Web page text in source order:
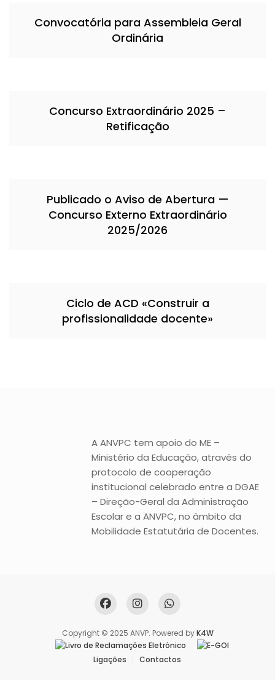
Convocatória para Assembleia Geral
Ordinária
Concurso Extraordinário 2025 –
Retificação
Publicado o Aviso de Abertura —
Concurso Externo Extraordinário
2025/2026
Ciclo de ACD «Construir a
profissionalidade docente»
A ANVPC tem apoio do ME –
Ministério da Educação, através do
protocolo de cooperação
institucional celebrado entre a DGAE
– Direção-Geral da Administração
Escolar e a ANVPC, no âmbito da
Mobilidade Estatutária de Docentes.
Copyright © 2025 ANVP. Powered byK4W
Ligações Contactos